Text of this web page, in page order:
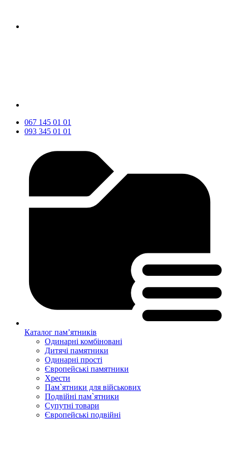
067 145 01 01
093 345 01 01
Каталог пам’ятників
Одинарні комбіновані
Дитячі памятники
Одинарні прості
Європейські памятники
Хрести
Пам`ятники для військових
Подвійні пам`ятники
Супутні товари
Європейські подвійні